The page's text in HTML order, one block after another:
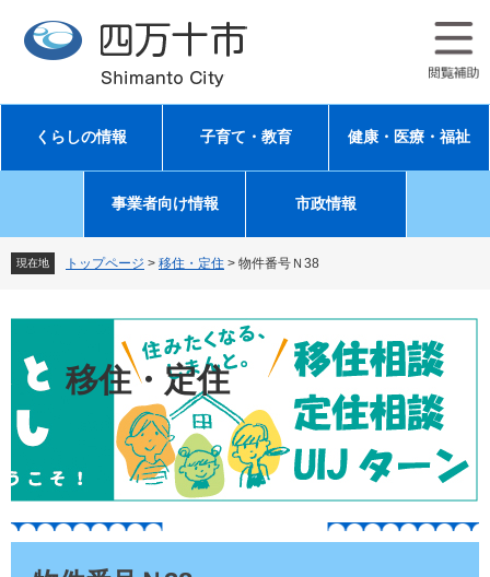
先
す
を
し
文
くらしの情報 子育て・教育 健康・医療・福祉
事業者向け情報 市政情報
現在地 トップページ > 移住・定住 > 物件番号Ｎ38
移住・定住